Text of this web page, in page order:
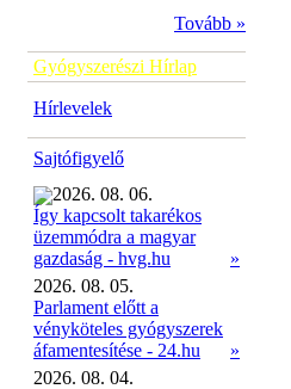
Tovább »
Gyógyszerészi Hírlap
Hírlevelek
Sajtófigyelő
2026. 08. 06.
Így kapcsolt takarékos
üzemmódra a magyar
gazdaság - hvg.hu
»
2026. 08. 05.
Parlament előtt a
vényköteles gyógyszerek
áfamentesítése - 24.hu
»
2026. 08. 04.